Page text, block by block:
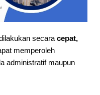
secara cepat,
memperoleh
administratif maupun